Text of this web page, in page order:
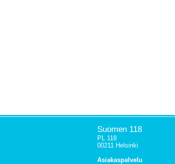
Suomen 118
PL 118
00211 Helsinki
Asiakaspalvelu